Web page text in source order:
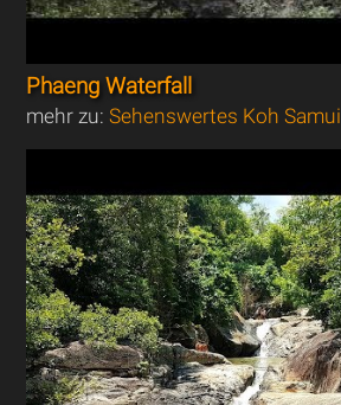
Phaeng Waterfall
mehr zu:Sehenswertes Koh Samui